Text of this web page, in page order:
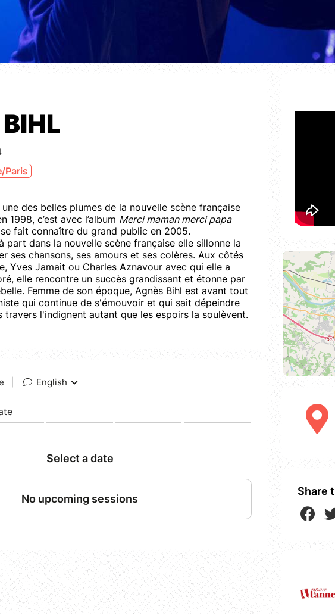
Paris
des belles plumes de la nouvelle scène française
1998, c’est avec l’album Merci maman merci papa
se fait connaître du grand public en 2005.
part dans la nouvelle scène française elle sillonne la
ses chansons, ses amours et ses colères. Aux côtés
Yves Jamait ou Charles Aznavour avec qui elle a
elle rencontre un succès grandissant et étonne par
Femme de son époque, Agnès Bihl est avant tout
qui continue de s'émouvoir et qui sait dépeindre
travers l'indignent autant que les espoirs la soulèvent.
Share